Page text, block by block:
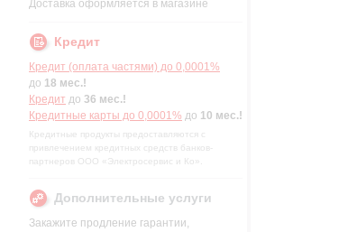
Доставка оформляется в магазине
Кредит
Кредит (оплата частями) до 0,0001%
до 18 мес.!
Кредит до 36 мес.!
Кредитные карты до 0,0001% до 10 мес.!
Кредитные продукты предоставляются с
привлечением кредитных средств банков-
партнеров ООО «Электросервис и Ко».
Дополнительные услуги
Закажите продление гарантии,